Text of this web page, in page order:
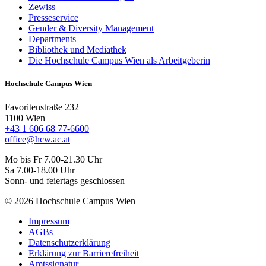
Zewiss
Presseservice
Gender & Diversity Management
Departments
Bibliothek und Mediathek
Die Hochschule Campus Wien als Arbeitgeberin
Hochschule Campus Wien
Favoritenstraße 232
1100 Wien
+43 1 606 68 77-6600
office@hcw.ac.at
Mo bis Fr 7.00-21.30 Uhr
Sa 7.00-18.00 Uhr
Sonn- und feiertags geschlossen
© 2026 Hochschule Campus Wien
Impressum
AGBs
Datenschutzerklärung
Erklärung zur Barrierefreiheit
Amtssignatur